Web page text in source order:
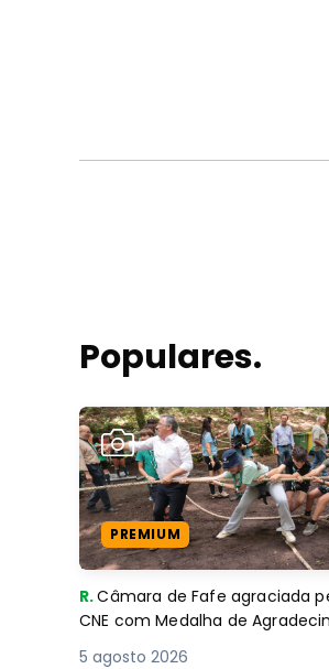
Populares.
PREMIUM
R.Câmara de Fafe agraciada
CNE com Medalha de
5 agosto 2026